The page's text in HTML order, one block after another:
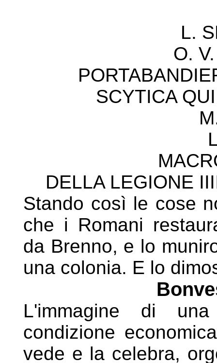
L.
O.
SCYTICA
DELLA LEGIONE
Stando così le cose
che i Romani
da Brenno, e lo
una colonia. E lo
L'immagine di
condizione
vede e la celebra,